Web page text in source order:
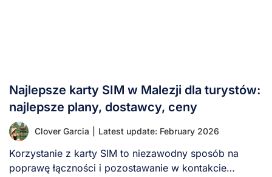
Najlepsze karty SIM w Malezji dla turystów:
najlepsze plany, dostawcy, ceny
Clover Garcia Latest update: February 2026
Korzystanie z karty SIM to niezawodny sposób na
poprawę łączności i pozostawanie w kontakcie